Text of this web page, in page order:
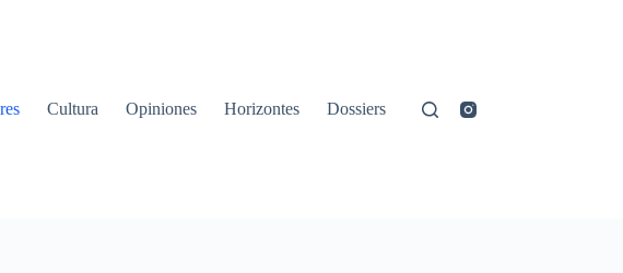
Cultura Opiniones Horizontes Dossiers